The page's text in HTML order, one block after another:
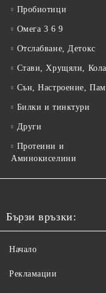
Пробиотици
Омега 3 6 9
Отслабване, Детокс
Стави, Хрущяли,
Сън, Настроение,
Билки и тинктури
Други
Протеини и
Аминокиселини
Бързи връзки:
Начало
Рекламации